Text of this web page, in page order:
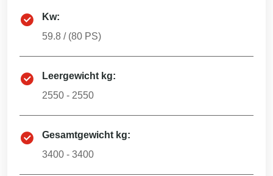
Kw:
59.8 / (80 PS)
Leergewicht kg:
2550 - 2550
Gesamtgewicht kg:
3400 - 3400